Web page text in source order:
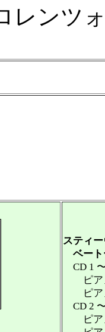
ンツ
スティ
ベート
CD 1
ピアノ
ピアノ
CD 2
ピアノ